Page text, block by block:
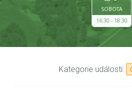
SOBOTA
16:30
18:30
Kategorie události: